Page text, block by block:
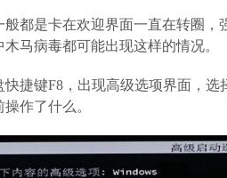
都是卡在欢迎界面一直在转圈
马病毒都可能出现这样的情况。
捷键F8，出现高级选项界面，
作了什么。